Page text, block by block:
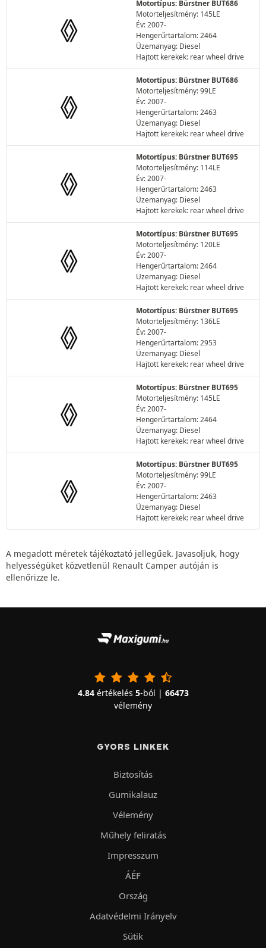
Motortípus: Bürstner BUT686
Motorteljesítmény: 145LE
Év: 2007-
Hengerűrtartalom: 2464
Üzemanyag: Diesel
Hajtott kerekek: rear wheel drive
Motortípus: Bürstner BUT686
Motorteljesítmény: 99LE
Év: 2007-
Hengerűrtartalom: 2463
Üzemanyag: Diesel
Hajtott kerekek: rear wheel drive
Motortípus: Bürstner BUT695
Motorteljesítmény: 114LE
Év: 2007-
Hengerűrtartalom: 2463
Üzemanyag: Diesel
Hajtott kerekek: rear wheel drive
Motortípus: Bürstner BUT695
Motorteljesítmény: 120LE
Év: 2007-
Hengerűrtartalom: 2464
Üzemanyag: Diesel
Hajtott kerekek: rear wheel drive
Motortípus: Bürstner BUT695
Motorteljesítmény: 136LE
Év: 2007-
Hengerűrtartalom: 2953
Üzemanyag: Diesel
Hajtott kerekek: rear wheel drive
Motortípus: Bürstner BUT695
Motorteljesítmény: 145LE
Év: 2007-
Hengerűrtartalom: 2464
Üzemanyag: Diesel
Hajtott kerekek: rear wheel drive
Motortípus: Bürstner BUT695
Motorteljesítmény: 99LE
Év: 2007-
Hengerűrtartalom: 2463
Üzemanyag: Diesel
Hajtott kerekek: rear wheel drive
A megadott méretek tájékoztató jellegűek. Javasoljuk, hogy
helyességüket közvetlenül Renault Camper autóján is
ellenőrizze le.
4.84értékelés 5-ból | 66473
vélemény
GYORS LINKEK
Biztosítás
Gumikalauz
Vélemény
Műhely feliratás
Impresszum
ÁÉF
Ország
Adatvédelmi Irányelv
Sütik